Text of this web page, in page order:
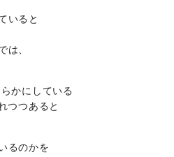
いると
は、
かにしている
つつあると
るのかを